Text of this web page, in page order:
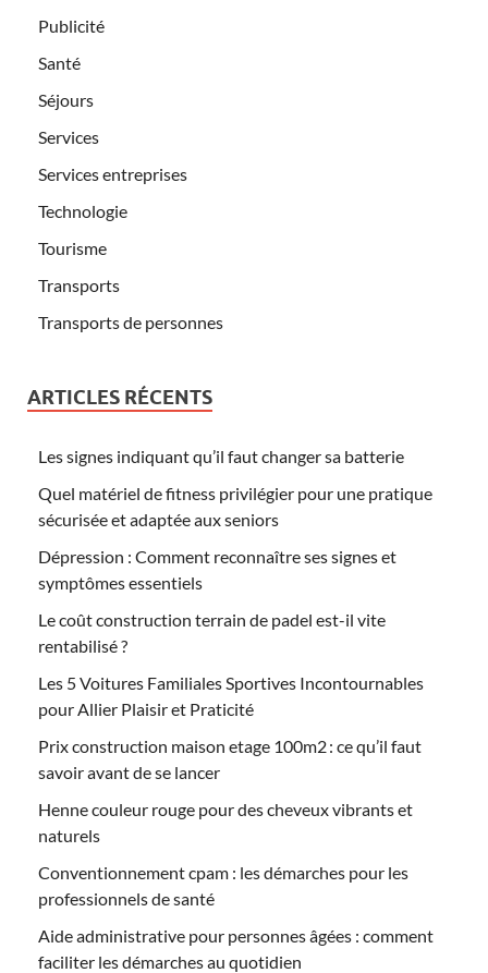
Publicité
Santé
Séjours
Services
Services entreprises
Technologie
Tourisme
Transports
Transports de personnes
ARTICLES RÉCENTS
Les signes indiquant qu’il faut changer sa batterie
Quel matériel de fitness privilégier pour une pratique
sécurisée et adaptée aux seniors
Dépression : Comment reconnaître ses signes et
symptômes essentiels
Le coût construction terrain de padel est-il vite
rentabilisé ?
Les 5 Voitures Familiales Sportives Incontournables
pour Allier Plaisir et Praticité
Prix construction maison etage 100m2 : ce qu’il faut
savoir avant de se lancer
Henne couleur rouge pour des cheveux vibrants et
naturels
Conventionnement cpam : les démarches pour les
professionnels de santé
Aide administrative pour personnes âgées : comment
faciliter les démarches au quotidien